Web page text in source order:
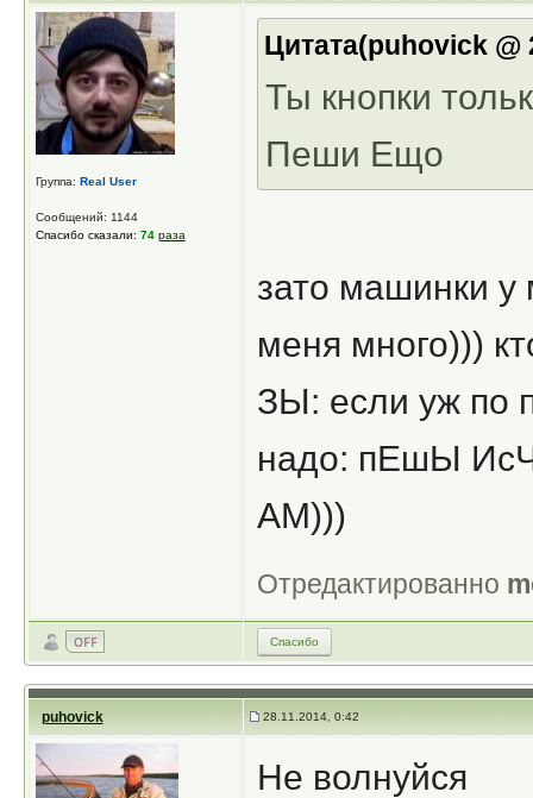
Группа: Real User
Сообщений: 1144
Спасибо сказали: 74 раза
Цитата(puhovick @
Ты кнопки
Пеши Ещо
зато машинки у
меня много)))
ЗЫ: если уж по
надо: пЕшЫ
АМ)))
Отредактированно
Спасибо
puhovick 28.11.2014, 0:42
Не волнуйся